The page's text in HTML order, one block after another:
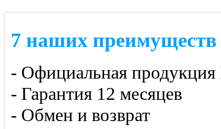
7 наших преимуществ
- Официальная продукция
- Гарантия 12 месяцев
- Обмен и возврат